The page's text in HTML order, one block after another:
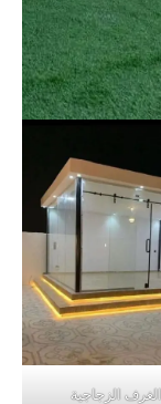
الزجاجية